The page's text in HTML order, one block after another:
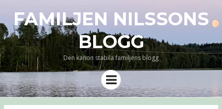
FAMILJEN NILSSONS
BLOGG
Den kanon stabila familjens blogg
Meny